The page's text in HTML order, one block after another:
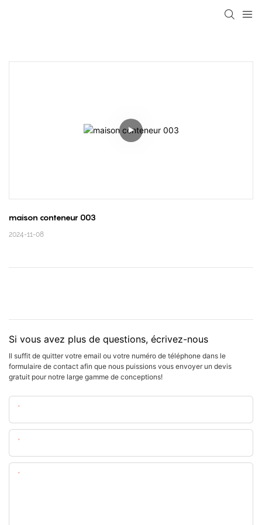
maison conteneur 003
2024-11-08
Si vous avez plus de questions, écrivez-nous
Il suffit de quitter votre email ou votre numéro de téléphone dans le
formulaire de contact afin que nous puissions vous envoyer un devis
gratuit pour notre large gamme de conceptions!